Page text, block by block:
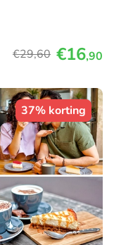
€29,60 €16,90
37% korting